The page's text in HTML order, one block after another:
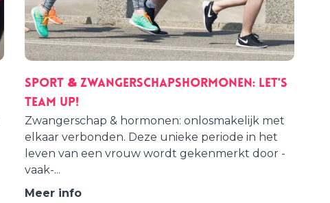
Sport & Zwangerschapshormonen: let's
team up!
Zwangerschap & hormonen: onlosmakelijk met
elkaar verbonden. Deze unieke periode in het
leven van een vrouw wordt gekenmerkt door -
vaak-...
Meer info